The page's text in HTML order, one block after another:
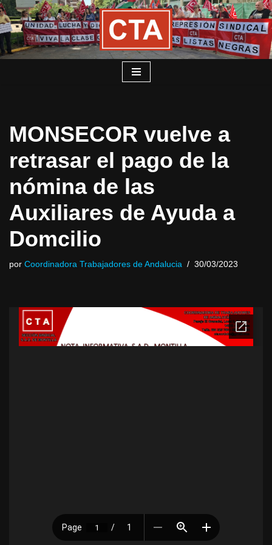
Saltar
al
contenido
MONSECOR vuelve a
retrasar el pago de la
nómina de las
Auxiliares de Ayuda a
Domcilio
por Coordinadora Trabajadores de Andalucia 30/03/2023